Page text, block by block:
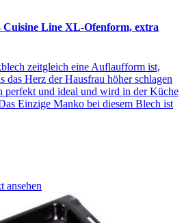
Cuisine Line XL-Ofenform, extra
zeitgleich eine Auflaufform ist,
das Herz der Hausfrau höher schlagen
perfekt und ideal und wird in der Küche
Einzige Manko bei diesem Blech ist
ansehen